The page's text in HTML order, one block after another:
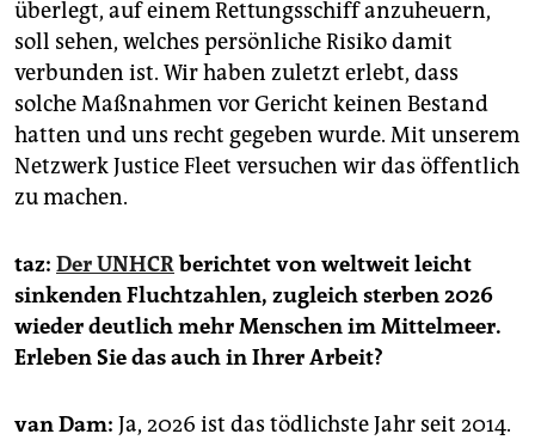
überlegt, auf einem Rettungsschiff anzuheuern,
soll sehen, welches persönliche Risiko damit
verbunden ist. Wir haben zuletzt erlebt, dass
solche Maßnahmen vor Gericht keinen Bestand
hatten und uns recht gegeben wurde. Mit unserem
Netzwerk Justice Fleet versuchen wir das öffentlich
zu machen.
taz: Der UNHCRberichtet von weltweit leicht
sinkenden Fluchtzahlen, zugleich sterben 2026
wieder deutlich mehr Menschen im Mittelmeer.
Erleben Sie das auch in Ihrer Arbeit?
van Dam: Ja, 2026 ist das tödlichste Jahr seit 2014.